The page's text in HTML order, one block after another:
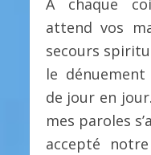
À chaque
attend vos
secours
le
de jour en
mes paroles
accepté